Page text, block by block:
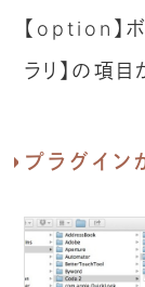
【option】
ラリ】の項目
プラグイン